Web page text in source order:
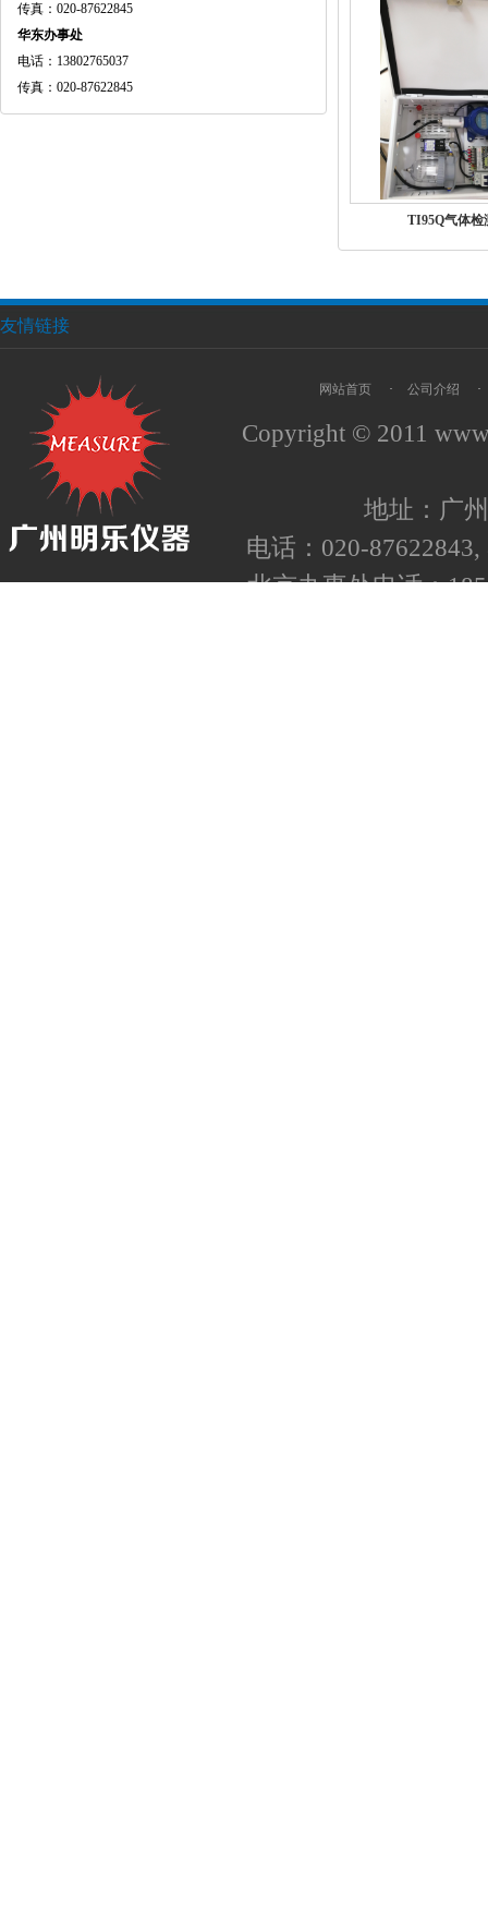
传真：020-87622845
华东办事处
电话：13802765037
传真：020-87622845
TI95Q气体检
友情链接
网站首页 · 公司介绍 ·
Copyright © 2011
地址：广
电话：020-
北京办事处电话：